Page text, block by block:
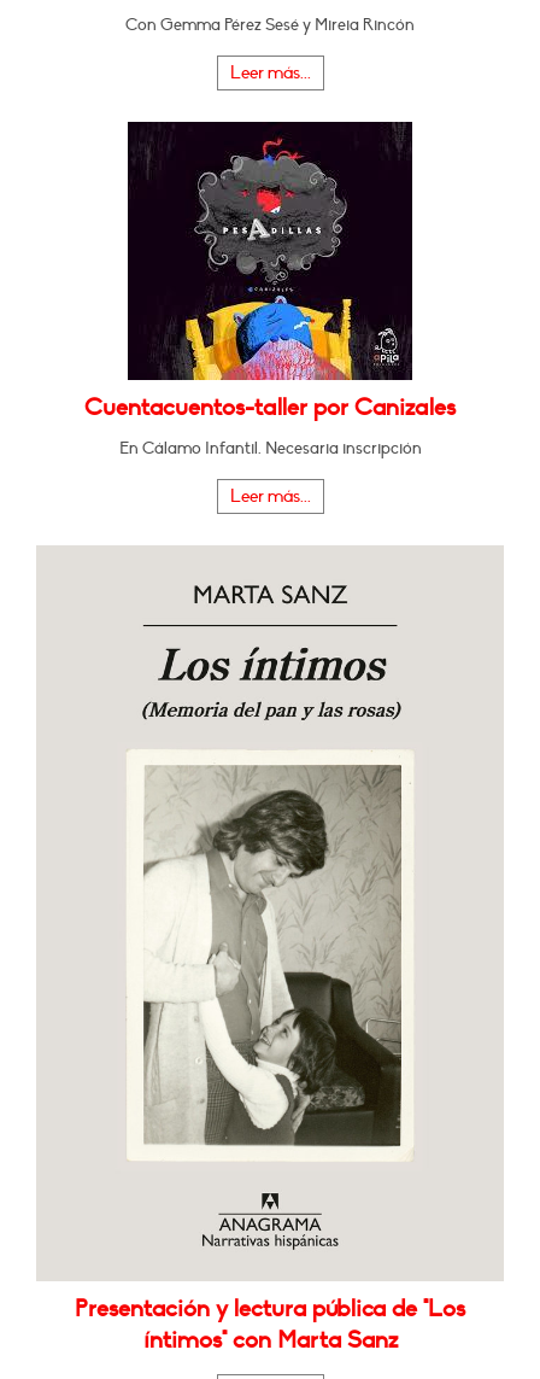
Con Gemma Pérez Sesé y Mireia Rincón
Leer más...
Cuentacuentos-taller por Canizales
En Cálamo Infantil. Necesaria inscripción
Leer más...
Presentación y lectura pública de "Los
íntimos" con Marta Sanz